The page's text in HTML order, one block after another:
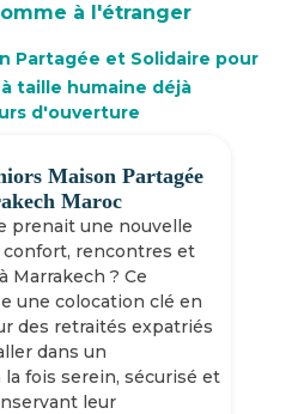
à l'étranger
Partagée et Solidaire pour
taille humaine déjà
d'ouverture
Maison Partagée
Maroc
prenait une nouvelle
rencontres et
Marrakech ? Ce
une colocation clé en
des retraités expatriés
dans un
fois serein, sécurisé et
leur